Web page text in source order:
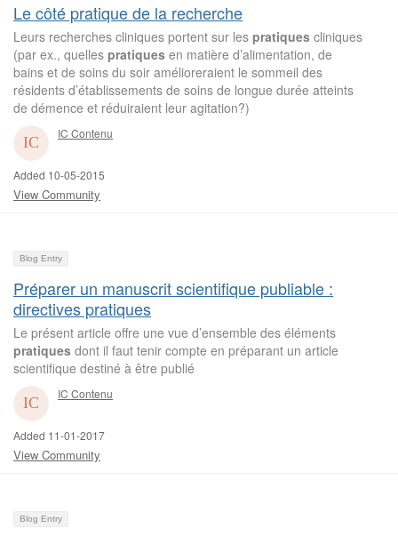
Le côté pratique de la recherche
Leurs recherches cliniques portent sur les pratiques cliniques
(par ex., quelles pratiques en matière d’alimentation, de
bains et de soins du soir amélioreraient le sommeil des
résidents d’établissements de soins de longue durée atteints
de démence et réduiraient leur agitation?)
IC Contenu
Added 10-05-2015
View Community
Blog Entry
Préparer un manuscrit scientifique publiable :
directives pratiques
Le présent article offre une vue d’ensemble des éléments
pratiques dont il faut tenir compte en préparant un article
scientifique destiné à être publié
IC Contenu
Added 11-01-2017
View Community
Blog Entry